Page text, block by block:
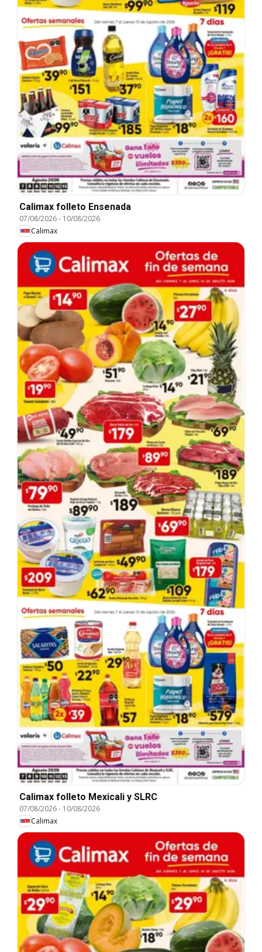
Calimax folleto Ensenada
07/08/2026- 10/08/2026
Calimax
Calimax folleto Mexicali y SLRC
07/08/2026- 10/08/2026
Calimax